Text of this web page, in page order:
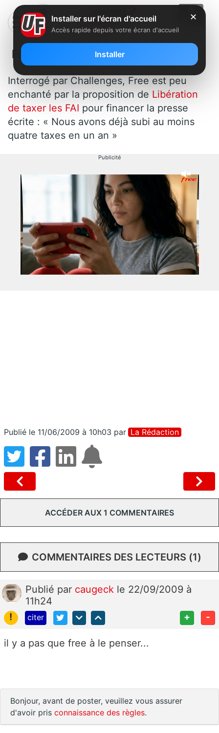
Free dit stop aux taxes
Interrogé par Challenges, Free est peu
enchanté par la proposition de Libération
de taxer les FAI pour financer la presse
écrite : « Nous avons déjà subi au moins
quatre taxes en un an »
Publicité
Publié le 11/06/2009 à 10h03 par La Rédaction
ACCÉDER AUX 1 COMMENTAIRES
COMMENTAIRES DES LECTEURS (1)
Publié par caugeck le 22/09/2009 à
11h24
!
citer + -
il y a pas que free à le penser...
Bonjour, avant de poster, veuillez vous assurer
d'avoir pris connaissance des règles.
✕
Installer sur l'écran d'accueil
Accès rapide depuis votre écran d'accueil
Installer